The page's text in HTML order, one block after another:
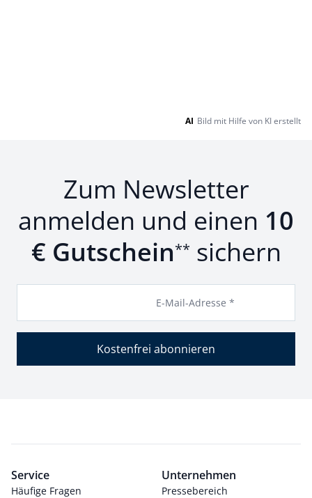
AI Bild mit Hilfe von KI erstellt
Zum Newsletter
anmelden und einen 10
€ Gutschein** sichern
E-Mail-Adresse *
Kostenfrei abonnieren
Service
Häufige Fragen
Unternehmen
Pressebereich